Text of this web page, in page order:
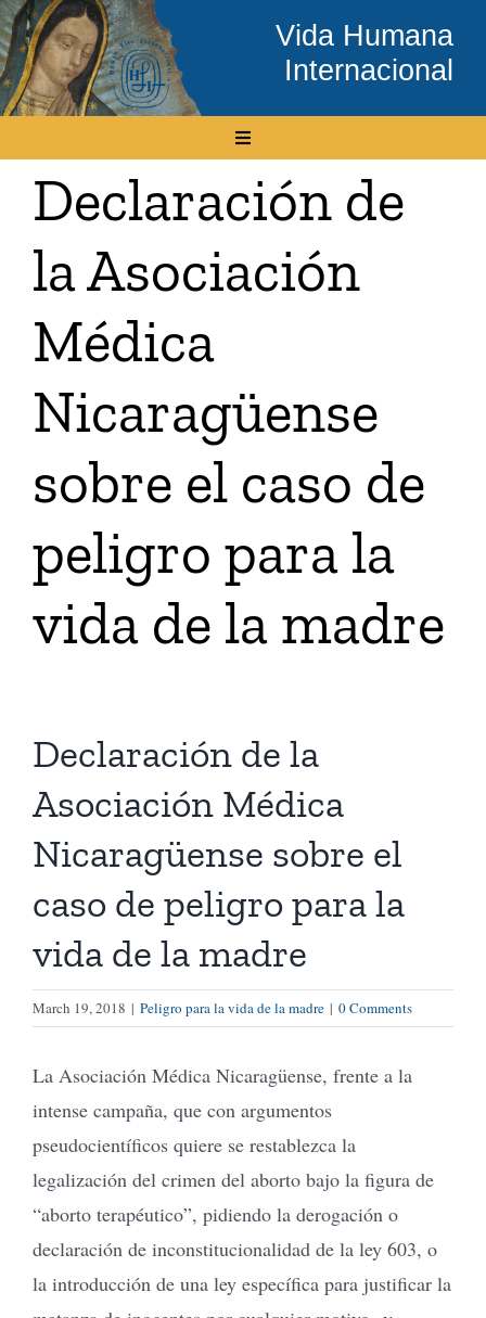
Skip
to
content
Vida Humana
Internacional
Toggle
Inicio
Conócenos
Temas
Boletín Electrónico
Media
Tienda Virtual
Buscar
Declaración de
la Asociación
Médica
Nicaragüense
sobre el caso de
peligro para la
vida de la madre
Declaración de la
Asociación Médica
Nicaragüense sobre el
caso de peligro para la
vida de la madre
March 19, 2018 | Peligro para la vida de la madre | 0 Comments
La Asociación Médica Nicaragüense, frente a la
intense campaña, que con argumentos
pseudocientíficos quiere se restablezca la
legalización del crimen del aborto bajo la figura de
“aborto terapéutico”, pidiendo la derogación o
declaración de inconstitucionalidad de la ley 603, o
la introducción de una ley específica para justificar la